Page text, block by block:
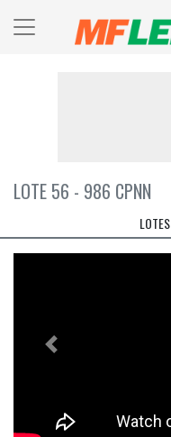
LOTE 56 - 986 CPNN
LOTES
Previous